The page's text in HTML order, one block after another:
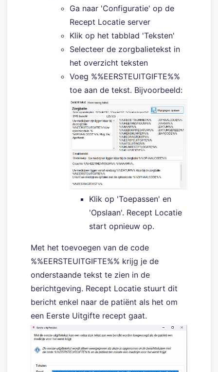
Ga naar 'Configuratie' op de
Recept Locatie server
Klik op het tabblad 'Teksten'
Selecteer de zorgbalietekst in
het overzicht teksten
Voeg %%EERSTEUITGIFTE%%
toe aan de tekst. Bijvoorbeeld:
Klik op 'Toepassen' en
'Opslaan'. Recept Locatie
start opnieuw op.
Met het toevoegen van de code
%%EERSTEUITGIFTE%% krijg je de
onderstaande tekst te zien in de
berichtgeving. Recept Locatie stuurt dit
bericht enkel naar de patiënt als het om
een Eerste Uitgifte recept gaat.